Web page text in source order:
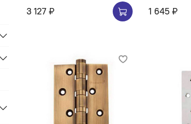
3 127 ₽ 1 645 ₽